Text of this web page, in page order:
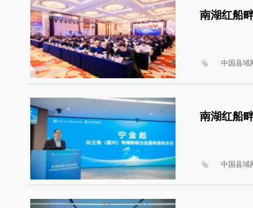
南湖红船
中国县域
南湖红船
中国县域